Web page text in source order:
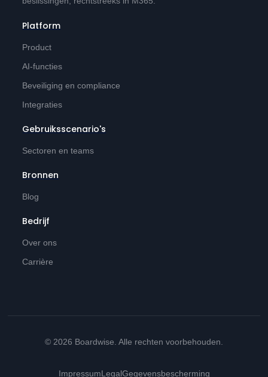
Platform
Product
AI-functies
Beveiliging en compliance
Integraties
Gebruiksscenario's
Sectoren en teams
Bronnen
Blog
Bedrijf
Over ons
Carrière
© 2026 Boardwise. Alle rechten voorbehouden.
ImpressumLegalGegevensbescherming